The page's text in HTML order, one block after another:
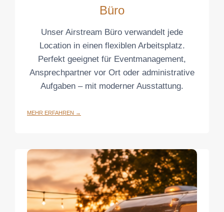
Büro
Unser Airstream Büro verwandelt jede
Location in einen flexiblen Arbeitsplatz.
Perfekt geeignet für Eventmanagement,
Ansprechpartner vor Ort oder administrative
Aufgaben – mit moderner Ausstattung.
MEHR ERFAHREN →